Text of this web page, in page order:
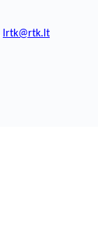
lrtk@rtk.lt